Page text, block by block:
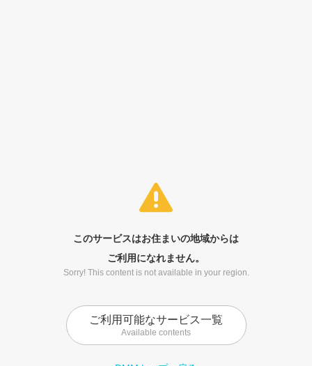
このサービスはお住まいの地域からは
ご利用になれません。
Sorry! This content is not available in your region.
ご利用可能なサービス一覧
Available contents